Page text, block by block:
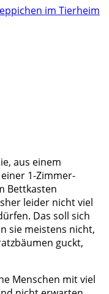
aus einem
1-Zimmer-
Bettkasten
leider nicht viel
Das soll sich
sie meistens nicht,
guckt,
Menschen mit viel